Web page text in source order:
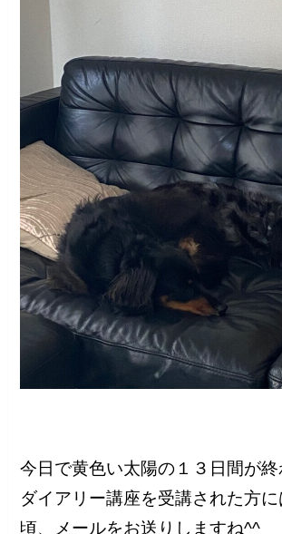
今日で黄色い太陽の１３日間が
ダイアリー講座を受講された方
頃、メールをお送りしますね^^